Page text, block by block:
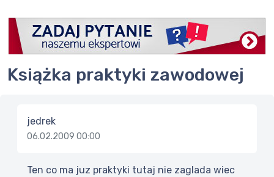
Książka praktyki zawodowej
jedrek
06.02.2009 00:00
Ten co ma juz praktyki tutaj nie zaglada wiec